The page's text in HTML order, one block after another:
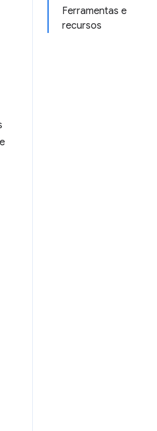
Ferramentas e
recursos